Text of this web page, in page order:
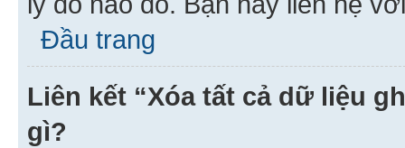
Đầu trang
Liên kết “Xóa tất cả dữ liệu
gì?